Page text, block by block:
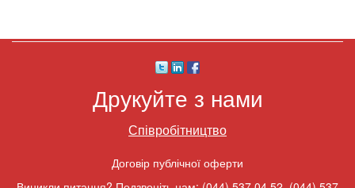
Друкуйте з нами
Співробітництво
Договір публічної оферти